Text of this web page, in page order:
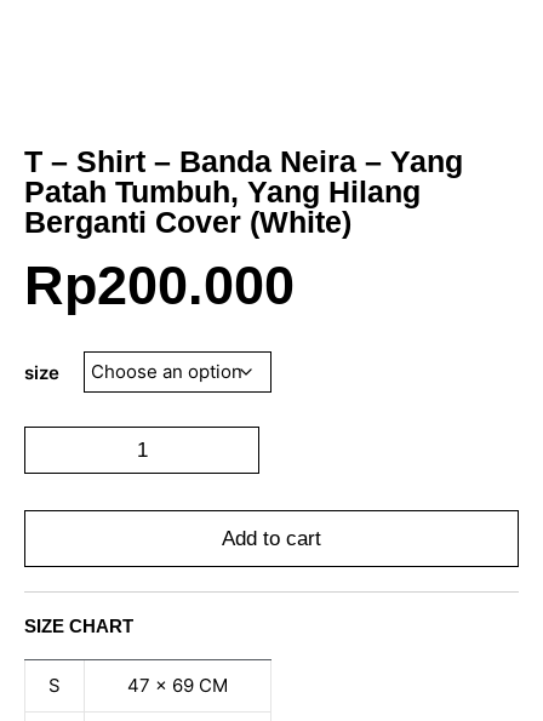
T – Shirt – Banda Neira – Yang
Patah Tumbuh, Yang Hilang
Berganti Cover (White)
Rp200.000
size
Add to cart
SIZE CHART
S 47 x 69 CM